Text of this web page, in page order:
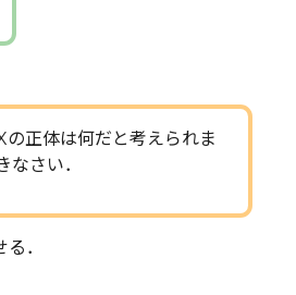
の正体は何だと考えられま
なさい．
．